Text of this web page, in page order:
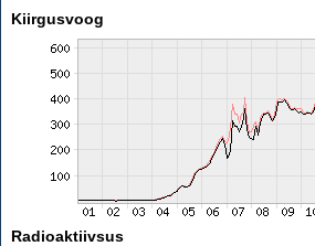
Kiirgusvoog
Radioaktiivsus